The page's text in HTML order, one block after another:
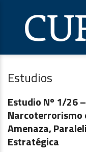
Estudios
Estudios
Estudio Nº 1/26
Narcoterrorismo
Amenaza,
Estratégica